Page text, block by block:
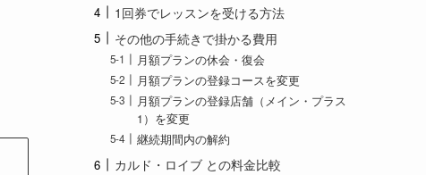
1回券でレッスンを受ける方法
その他の手続きで掛かる費用
月額プランの休会・復会
月額プランの登録コースを変更
月額プランの登録店舗（メイン・プラス
1）を変更
継続期間内の解約
カルド・ロイブ との料金比較